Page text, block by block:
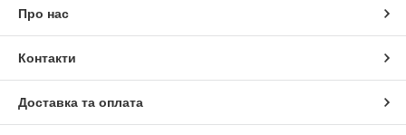
Про нас
Контакти
Доставка та оплата